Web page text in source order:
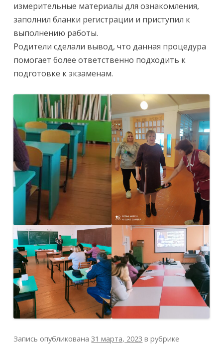
измерительные материалы для ознакомления,
заполнил бланки регистрации и приступил к
выполнению работы.⠀
Родители сделали вывод, что данная процедура
помогает более ответственно подходить к
подготовке к экзаменам.
Запись опубликована31 марта, 2023 в рубрике